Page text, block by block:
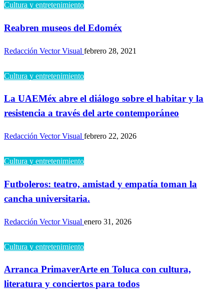
Cultura y entretenimiento
Reabren museos del Edoméx
Redacción Vector Visual febrero 28, 2021
Cultura y entretenimiento
La UAEMéx abre el diálogo sobre el habitar y la
resistencia a través del arte contemporáneo
Redacción Vector Visual febrero 22, 2026
Cultura y entretenimiento
Futboleros: teatro, amistad y empatía toman la
cancha universitaria.
Redacción Vector Visual enero 31, 2026
Cultura y entretenimiento
Arranca PrimaverArte en Toluca con cultura,
literatura y conciertos para todos